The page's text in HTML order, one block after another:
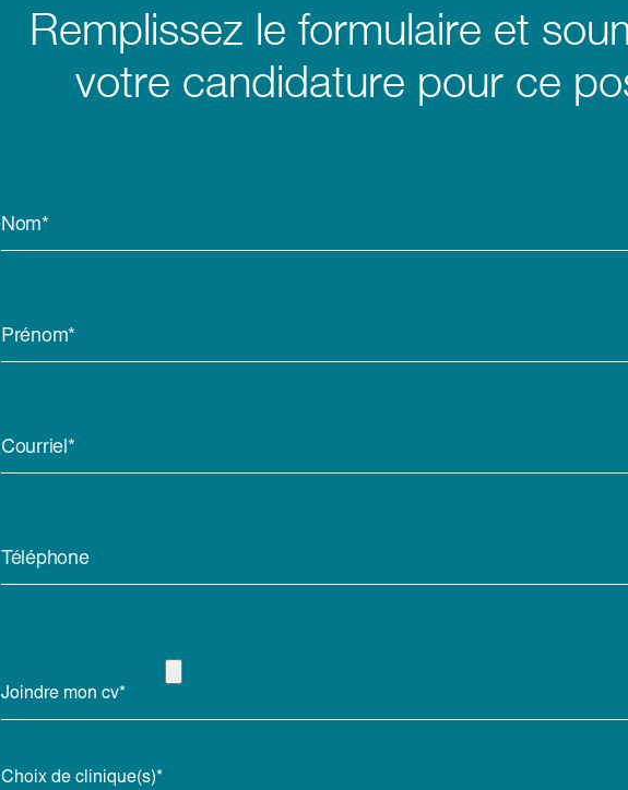
Remplissez le formulaire et
votre candidature pour ce
Nom*
Prénom*
Courriel*
Téléphone
Joindre mon cv*
Choix de clinique(s)*